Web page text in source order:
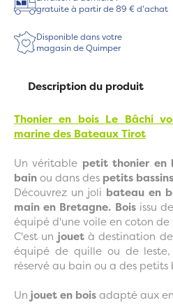
gratuite à partir de 89 € d'achat
Disponible dans votre
magasin de Quimper
Description du produit
Thonier en bois Le Bâchi
marine des Bateaux Tirot
Un véritable petit thonier en
bainou dans des petits
Découvrez un joli bateau en
main en Bretagne. Boisissu
équipé d'une voile en coton
C'est un jouet à destination
équipé de quille ou de
réservé au bain ou a des petits
Un jouet en boisadapté aux